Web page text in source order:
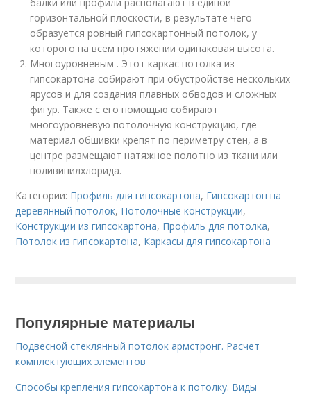
балки или профили располагают в единой
горизонтальной плоскости, в результате чего
образуется ровный гипсокартонный потолок, у
которого на всем протяжении одинаковая высота.
Многоуровневым . Этот каркас потолка из
гипсокартона собирают при обустройстве нескольких
ярусов и для создания плавных обводов и сложных
фигур. Также с его помощью собирают
многоуровневую потолочную конструкцию, где
материал обшивки крепят по периметру стен, а в
центре размещают натяжное полотно из ткани или
поливинилхлорида.
Категории: Профиль для гипсокартона, Гипсокартон на
деревянный потолок, Потолочные конструкции,
Конструкции из гипсокартона, Профиль для потолка,
Потолок из гипсокартона, Каркасы для гипсокартона
Популярные материалы
Подвесной стеклянный потолок армстронг. Расчет
комплектующих элементов
Способы крепления гипсокартона к потолку. Виды